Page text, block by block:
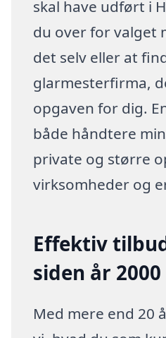
skal have udført i
du over for valget
det selv eller at
glarmesterfirma,
opgaven for dig.
både håndtere
private og større
virksomheder og
Effektiv
siden år 2000
Med mere end 20